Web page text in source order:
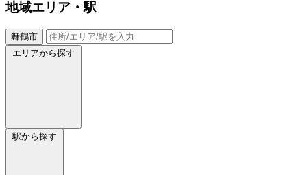
地域エリア・駅
舞鶴市
エリアから探す
駅から探す